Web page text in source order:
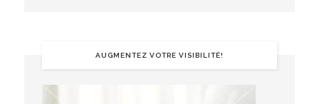
AUGMENTEZ VOTRE VISIBILITÉ!